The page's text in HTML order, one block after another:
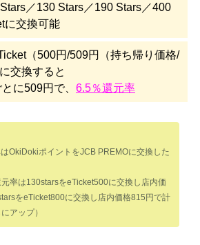
／130 Stars／190 Stars／400
に交換可能
（500円/509円（持ち帰り価格/
交換すると
に509円で、 6.5％還元率
OkiDokiポイントをJCB PREMOに交換した
率は130starsをeTicket500に交換し店内価
をeTicket800に交換し店内価格815円で計
アップ）